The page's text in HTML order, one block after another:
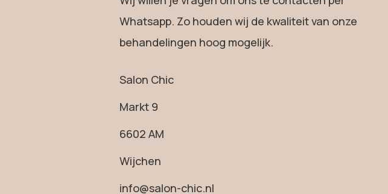
Whatsapp. Zo houden wij de kwaliteit van onze
behandelingen hoog mogelijk.
Salon Chic
Markt 9
6602 AM
Wijchen
info@salon-chic.nl